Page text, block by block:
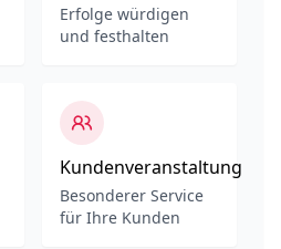
Erfolge würdigen
und festhalten
Kundenveranstaltung
Besonderer Service
für Ihre Kunden